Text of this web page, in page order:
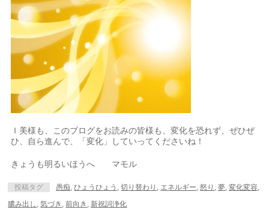
Ｉ美様も、このブログをお読みの皆様も、変化を恐れず、ぜひぜ
ひ、自ら進んで、「変化」していってくださいね！
きょうも明るいほうへ マモル
投稿タグ 愚痴,ひょうひょう ,切り替わり , エネルギー,怒り ,夢,変化変容,
膿み出し ,気づき ,前向き , 新祝詞浄化